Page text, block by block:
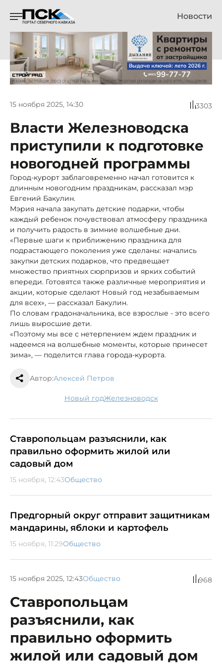
Новости
15 ноября 2025, 14:30 3303
Власти Железноводска
приступили к подготовке
новогодней программы
Город-курорт заблаговременно начал готовится к
длинным новогодним праздникам, рассказал мэр
Евгений Бакулин.
Мэрия начала закупать детские подарки, чтобы
каждый ребенок почувствовал атмосферу праздника
и получить радость в зимние волшебные дни.
«Первые шаги к приближению праздника для
подрастающего поколения уже сделаны: начались
закупки детских подарков, что предвещает
множество приятных сюрпризов и ярких событий
впереди. Готовятся также различные мероприятия и
акции, которые сделают Новый год незабываемым
для всех», — рассказал Бакулин.
По словам градоначальника, все взрослые - это всего
лишь выросшие дети.
«Поэтому мы все с нетерпением ждем праздник и
надеемся на волшебные моменты, которые принесет
зима», — поделится глава города-курорта.
Автор:Алексей Петров
новый год Железноводск
Ставропольцам разъяснили, как
правильно оформить жилой или
садовый дом
15 ноября, 12:43Общество
Предгорный округ отправит защитникам
мандарины, яблоки и картофель
15 ноября, 11:29Общество
15 ноября 2025, 12:43Общество 968
Ставропольцам
разъяснили, как
правильно оформить
жилой или садовый дом